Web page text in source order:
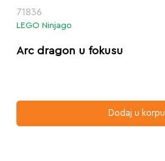
71836
LEGO Ninjago
Arc dragon u fokusu
Dodaj u korpu